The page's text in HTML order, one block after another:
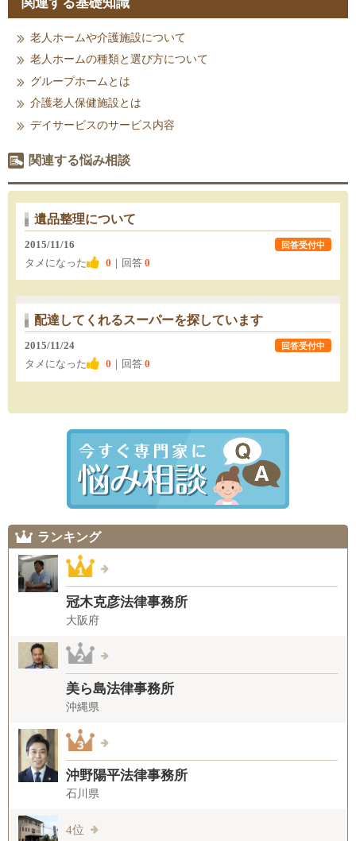
関連する基礎知識
老人ホームや介護施設について
老人ホームの種類と選び方について
グループホームとは
介護老人保健施設とは
デイサービスのサービス内容
関連する悩み相談
遺品整理について
2015/11/16
タメになった
0 ｜回答 0
回答受付中
配達してくれるスーパーを探しています
2015/11/24
タメになった
0 ｜回答 0
回答受付中
ランキング
冠木克彦法律事務所
大阪府
美ら島法律事務所
沖縄県
沖野陽平法律事務所
石川県
4位